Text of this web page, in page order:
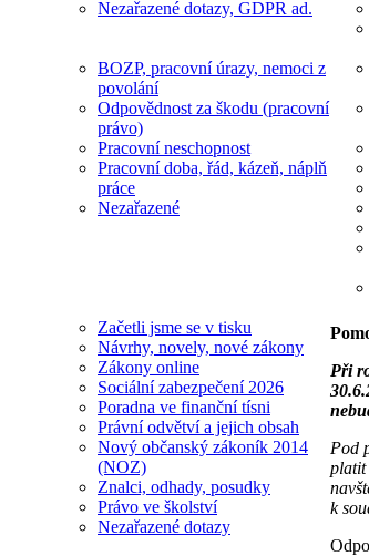
Nezařazené dotazy, GDPR ad.
BOZP, pracovní úrazy, nemoci z
povolání
Odpovědnost za škodu (pracovní
právo)
Pracovní neschopnost
Pracovní doba, řád, kázeň, náplň
práce
Nezařazené
Začetli jsme se v tisku
Návrhy, novely, nové zákony
Zákony online
Sociální zabezpečení 2026
Poradna ve finanční tísni
Právní odvětví a jejich obsah
Nový občanský zákoník 2014
(NOZ)
Znalci, odhady, posudky
Právo ve školství
Nezařazené dotazy
Při
Pod
platit
k